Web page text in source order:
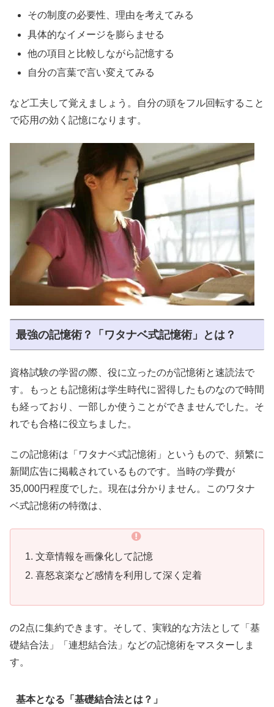
その制度の必要性、理由を考えてみる
具体的なイメージを膨らませる
他の項目と比較しながら記憶する
自分の言葉で言い変えてみる
など工夫して覚えましょう。自分の頭をフル回転すること
で応用の効く記憶になります。
最強の記憶術？「ワタナベ式記憶術」とは？
資格試験の学習の際、役に立ったのが記憶術と速読法で
す。もっとも記憶術は学生時代に習得したものなので時間
も経っており、一部しか使うことができませんでした。そ
れでも合格に役立ちました。
この記憶術は「ワタナベ式記憶術」というもので、頻繁に
新聞広告に掲載されているものです。当時の学費が
35,000円程度でした。現在は分かりません。このワタナ
ベ式記憶術の特徴は、
文章情報を画像化して記憶
喜怒哀楽など感情を利用して深く定着
の2点に集約できます。そして、実戦的な方法として「基
礎結合法」「連想結合法」などの記憶術をマスターしま
す。
基本となる「基礎結合法とは？」